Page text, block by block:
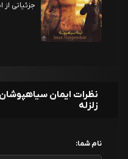
جزئیاتی
نظرات ایمان
زلزله
نام شما: